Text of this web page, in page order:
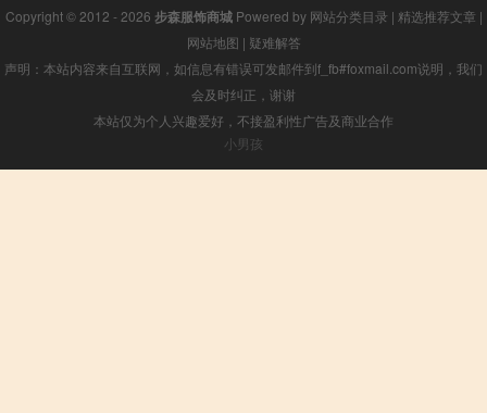
Copyright © 2012 - 2026 步森服饰商城Powered by 网站分类目录 | 精选推荐文章 |
网站地图 | 疑难解答
声明：本站内容来自互联网，如信息有错误可发邮件到f_fb#foxmail.com说明，我们
会及时纠正，谢谢
本站仅为个人兴趣爱好，不接盈利性广告及商业合作
小男孩